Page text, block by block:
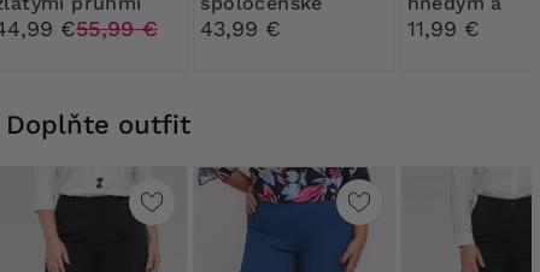
€55,99 €
nohavice
43,99 €
béžovým
11,99 €
Doplňte outfit